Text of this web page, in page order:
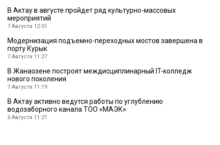
В Актау в августе пройдет ряд культурно-массовых
мероприятий
7 Августа 12:51
Модернизация подъемно-переходных мостов завершена в
порту Курык
7 Августа 11:27
В Жанаозене построят междисциплинарный IT-колледж
нового поколения
7 Августа 11:19
В Актау активно ведутся работы по углублению
водозаборного канала ТОО «МАЭК»
6 Августа 11:21